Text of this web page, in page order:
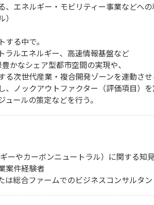
、エネルギー・モビリティー事業などへ
る中で。
ラルエネルギー、高速情報基盤など
かなシェア型都市空間の実現や、
次世代産業・複合開発ゾーンを連動させ
ノックアウトファクター（評価項目）を
ールの策定などを行う。
ーやカーボンニュートラル）に関する知見
案件経験者
は総合ファームでのビジネスコンサルタ